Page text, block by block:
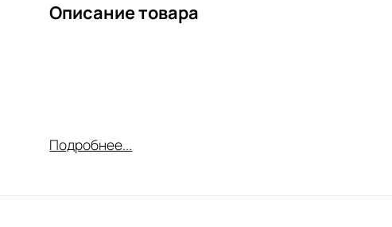
Описание товара
Подробнее...